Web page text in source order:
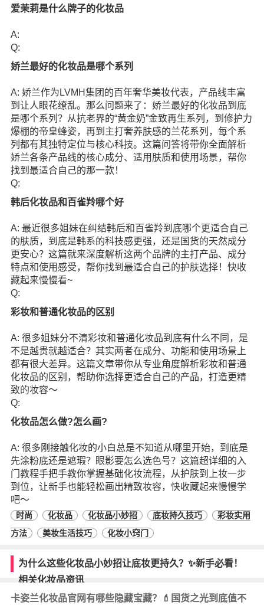
爱茉莉是什么牌子的化妆品
A:
Q:
娇兰最好的化妆品是哪个系列
A: 娇兰作为LVMH集团的百年奢华美妆代表，产品线丰富
到让人眼花缭乱。那么问题来了：娇兰最好的化妆品到底
是哪个系列？从抗老界的“黄金奶”金致再生系列，到修护力
爆棚的帝皇蜂姿，再到主打奢养肤感的兰花系列，每个系
列都有其独特定位与核心科技。这篇问答将带你全面解析
娇兰各条产品线的核心成分、适用肤质和使用场景，帮你
找到最适合自己的那一款！
Q:
韩后化妆品和百雀羚哪个好
A: 最近很多姐妹在纠结韩后和百雀羚到底哪个更适合自己
的肤质，到底是韩系的科技感更强，还是国货的天然成分
更安心？这篇就来深度解析这两个品牌的主打产品、成分
特点和使用感受，帮你找到最适合自己的护肤选择！快收
藏起来慢慢看~
Q:
彩妆和普通化妆品的区别
A: 很多姐妹分不清彩妆和普通化妆品到底有什么不同，是
不是越贵就越适合？其实两者在成分、功能和使用场景上
都有很大差异。这篇文章带你从专业角度解析彩妆和普通
化妆品的区别，帮助你选择更适合自己的产品，打造更精
致的妆容～
Q:
化妆品怎么做?怎么画?
A: 很多刚接触化妆的小白总是不知道从哪里开始，到底是
先涂粉底还是遮瑕？眼影要怎么选色号？这篇超详细的入
门教程手把手教你掌握基础化妆流程，从护肤到上妆一步
到位，让新手也能轻松画出精致妆容，快收藏起来慢慢学
吧～
时尚 化妆品 化妆品小妙招 底妆持久技巧
彩妆实用
方法
美妆生活技巧 化妆小窍门
为什么这些化妆品小妙招让底妆更持久？✨新手必看！
相关化妆品资讯
卡姿兰化妆品官网有哪些隐藏宝藏？💄国货之光到底值不